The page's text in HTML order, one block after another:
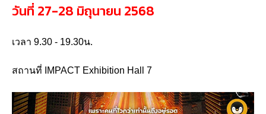
วันที่ 27-28 มิถุนายน 2568
เวลา 9.30 - 19.30น.
สถานที่ IMPACT Exhibition Hall 7